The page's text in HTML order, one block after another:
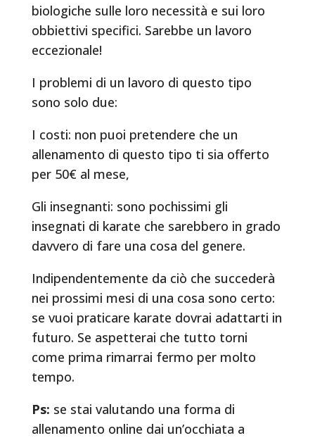
biologiche sulle loro necessità e sui loro
obbiettivi specifici. Sarebbe un lavoro
eccezionale!
I problemi di un lavoro di questo tipo
sono solo due:
I costi: non puoi pretendere che un
allenamento di questo tipo ti sia offerto
per 50€ al mese,
Gli insegnanti: sono pochissimi gli
insegnati di karate che sarebbero in grado
davvero di fare una cosa del genere.
Indipendentemente da ciò che succederà
nei prossimi mesi di una cosa sono certo:
se vuoi praticare karate dovrai adattarti in
futuro. Se aspetterai che tutto torni
come prima rimarrai fermo per molto
tempo.
Ps: se stai valutando una forma di
allenamento online dai un’occhiata a